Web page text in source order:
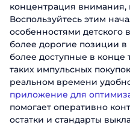
концентрация внимания,
Воспользуйтесь этим
особенностями детского
более дорогие позиции
более доступные в конце
таких импульсных
реальном времени
приложение для
помогает оперативно
остатки и стандарты